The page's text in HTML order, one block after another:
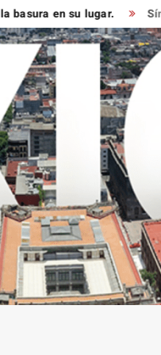
su lugar. Síndico